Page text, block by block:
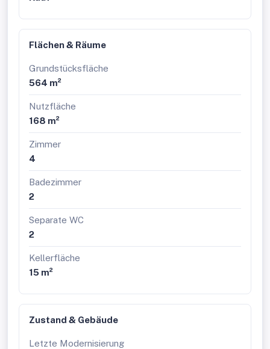
Flächen & Räume
Grundstücksfläche
564 m²
Nutzfläche
168 m²
Zimmer
4
Badezimmer
2
Separate WC
2
Kellerfläche
15 m²
Zustand & Gebäude
Letzte Modernisierung